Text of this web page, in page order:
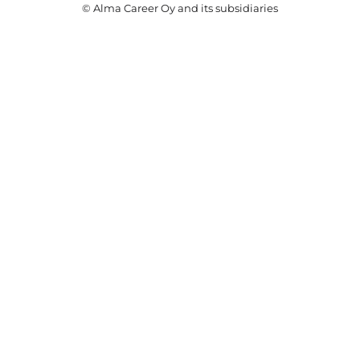
© Alma Career Oy and its subsidiaries